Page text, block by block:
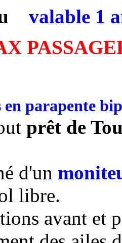
valable 1
en parapente
prêt de
d'un
libre.
avant et